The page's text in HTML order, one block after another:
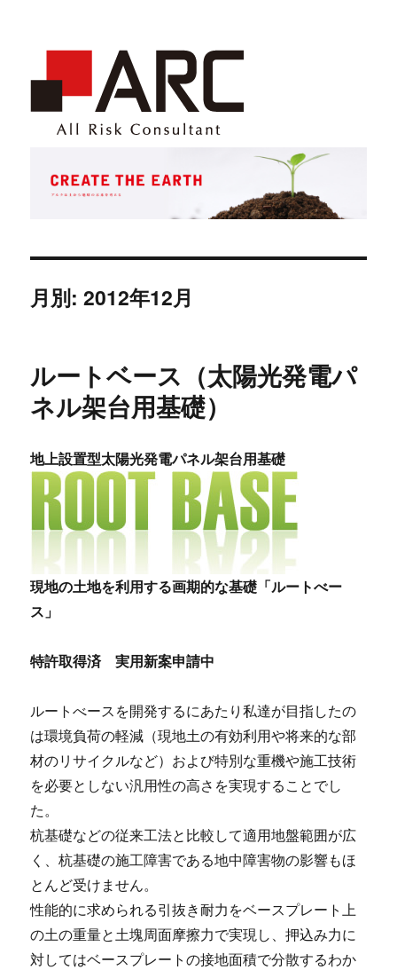
月別: 2012年12月
ルートベース（太陽光発電パ
ネル架台用基礎）
地上設置型太陽光発電パネル架台用基礎
現地の土地を利用する画期的な基礎「ルートべー
ス」
特許取得済 実用新案申請中
ルートべースを開発するにあたり私達が目指したの
は環境負荷の軽減（現地土の有効利用や将来的な部
材のリサイクルなど）および特別な重機や施工技術
を必要としない汎用性の高さを実現することでし
た。
杭基礎などの従来工法と比較して適用地盤範囲が広
く、杭基礎の施工障害である地中障害物の影響もほ
とんど受けません。
性能的に求められる引抜き耐力をベースプレート上
の土の重量と土塊周面摩擦力で実現し、押込み力に
対してはベースプレートの接地面積で分散するわか